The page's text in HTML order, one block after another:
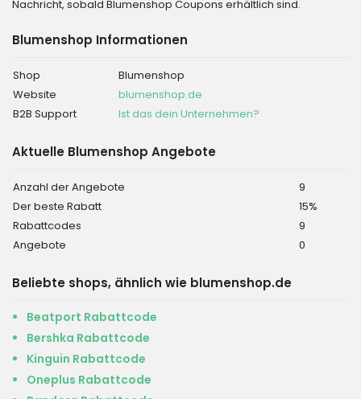
Nachricht, sobald Blumenshop Coupons erhältlich sind.
Blumenshop Informationen
Shop
Blumenshop
Website
blumenshop.de
B2B Support
Ist das dein Unternehmen?
Aktuelle Blumenshop Angebote
Anzahl der Angebote
9
Der beste Rabatt
15%
Rabattcodes
9
Angebote
0
Beliebte shops, ähnlich wie blumenshop.de
Beatport Rabattcode
Bershka Rabattcode
Kinguin Rabattcode
Oneplus Rabattcode